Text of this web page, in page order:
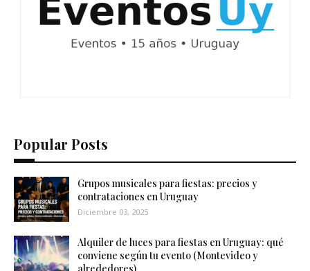
Popular Posts
Grupos musicales para fiestas: precios y
contrataciones en Uruguay
Diciembre 03, 2025
Alquiler de luces para fiestas en Uruguay: qué
conviene según tu evento (Montevideo y
alrededores)